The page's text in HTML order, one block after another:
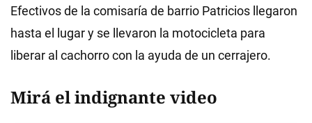
Efectivos de la comisaría de barrio Patricios llegaron
hasta el lugar y se llevaron la motocicleta para
liberar al cachorro con la ayuda de un cerrajero.
Mirá el indignante video